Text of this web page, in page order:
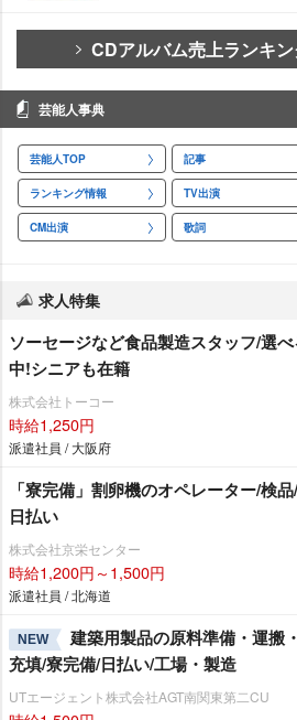
CDアルバム売上ランキ
芸能人事典
芸能人TOP 記事
ランキング情報 TV出演
CM出演 歌詞
求人特集
ソーセージなど食品製造スタッフ/選
中!シニアも在籍
株式会社トーコー
時給1,250円
派遣社員 / 大阪府
「寮完備」割卵機のオペレーター/検
日払い
株式会社京栄センター
時給1,200円～1,500円
派遣社員 / 北海道
NEW
建築用製品の原料準備・運搬
充填/寮完備/日払い/工場・製造
UTエージェント株式会社AGT南関東第二CU